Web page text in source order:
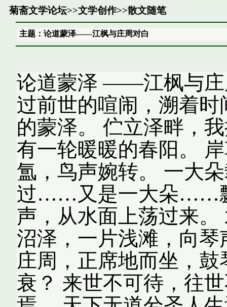
菊斋文学论坛>>文学创作>>散文随笔
主题：论道蒙泽——江枫与庄周对白
论道蒙泽 ——江枫与庄
过前世的喧闹，溯着
的蒙泽。 伫立泽畔，
有一轮暖暖的春阳。
氲，鸟声婉转。 一大
过……又是一大朵……
声，从水面上荡过来
沼泽，一片浅滩，向
庄周，正席地而坐，
衰？ 来世不可待，往